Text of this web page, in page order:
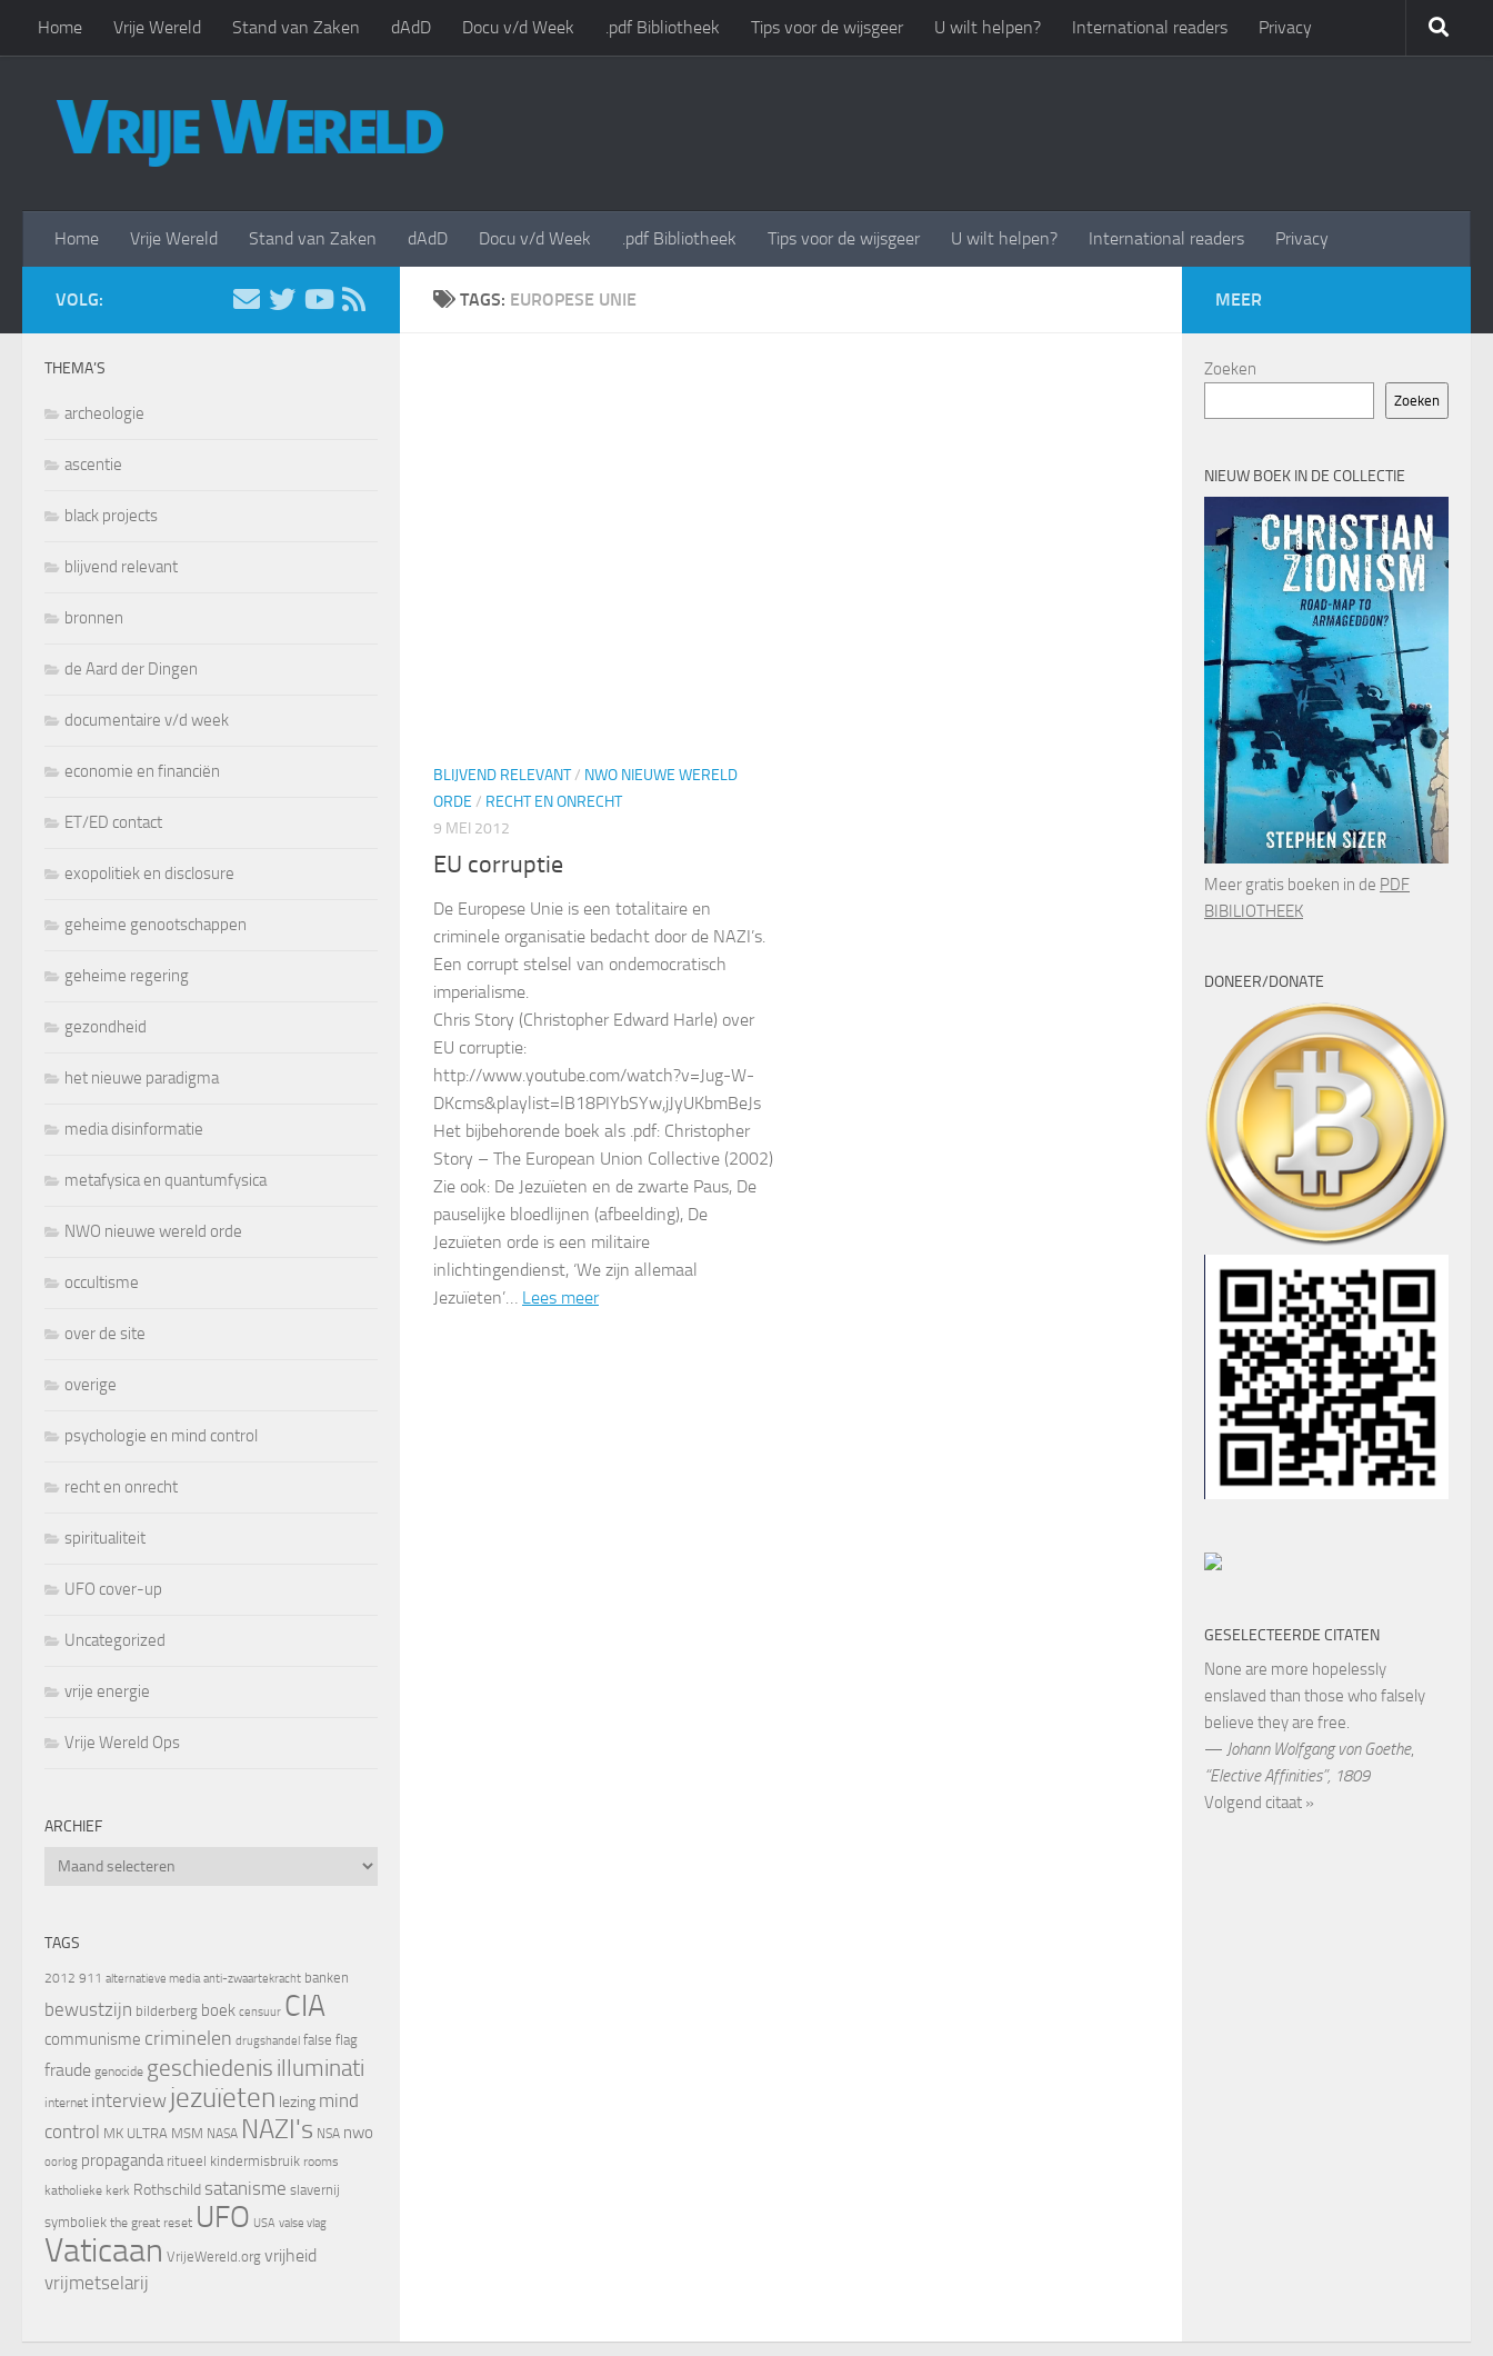
Doorgaan naar inhoud
Home Vrije Wereld Stand van Zaken dAdD Docu v/d Week .pdf Bibliotheek Tips voor de wijsgeer U wilt helpen? International readers Privacy
Home Vrije Wereld Stand van Zaken dAdD Docu v/d Week .pdf Bibliotheek Tips voor de wijsgeer U wilt helpen? International readers Privacy
TAGS: EUROPESE UNIE
BLIJVEND RELEVANT/ NWO NIEUWE WERELD
ORDE / RECHT EN ONRECHT
9 MEI 2012
EU corruptie
De Europese Unie is een totalitaire en
criminele organisatie bedacht door de NAZI’s.
Een corrupt stelsel van ondemocratisch
imperialisme.
Chris Story (Christopher Edward Harle) over
EU corruptie:
http://www.youtube.com/watch?v=Jug-W-
DKcms&playlist=lB18PIYbSYw,jJyUKbmBeJs
Het bijbehorende boek als .pdf: Christopher
Story – The European Union Collective (2002)
Zie ook: De Jezuïeten en de zwarte Paus, De
pauselijke bloedlijnen (afbeelding), De
Jezuïeten orde is een militaire
inlichtingendienst, ‘We zijn allemaal
Jezuïeten’… Lees meer
VOLG:
THEMA’S
archeologie
ascentie
black projects
blijvend relevant
bronnen
de Aard der Dingen
documentaire v/d week
economie en financiën
ET/ED contact
exopolitiek en disclosure
geheime genootschappen
geheime regering
gezondheid
het nieuwe paradigma
media disinformatie
metafysica en quantumfysica
NWO nieuwe wereld orde
occultisme
over de site
overige
psychologie en mind control
recht en onrecht
spiritualiteit
UFO cover-up
Uncategorized
vrije energie
Vrije Wereld Ops
ARCHIEF
Archief
TAGS
2012 911 alternatieve media anti-zwaartekracht banken
bewustzijn bilderberg boek censuur CIA
communisme criminelen drugshandel false flag
fraude genocide geschiedenis illuminati
internet interview jezuïeten lezing mind
control MK ULTRA MSM NASA NAZI's NSA nwo
oorlog propaganda ritueel kindermisbruik rooms
katholieke kerk Rothschild satanisme slavernij
symboliek the great reset UFO USA valse vlag
Vaticaan VrijeWereld.org vrijheid
vrijmetselarij
MEER
Zoeken
Zoeken
NIEUW BOEK IN DE COLLECTIE
Meer gratis boeken in de PDF
BIBILIOTHEEK
DONEER/DONATE
GESELECTEERDE CITATEN
None are more hopelessly
enslaved than those who falsely
believe they are free.
— Johann Wolfgang von Goethe,
“Elective Affinities”, 1809
Volgend citaat »